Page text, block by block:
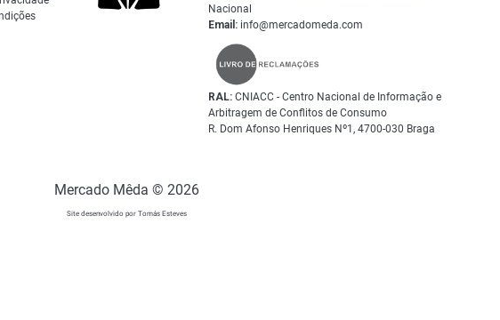
Nacional
Email:info@mercadomeda.com
RAL:CNIACC - Centro Nacional de Informação e
Arbitragem de Conflitos de Consumo
R. Dom Afonso Henriques Nº1, 4700-030 Braga
Mercado Mêda © 2026
Site desenvolvido por Tomás Esteves